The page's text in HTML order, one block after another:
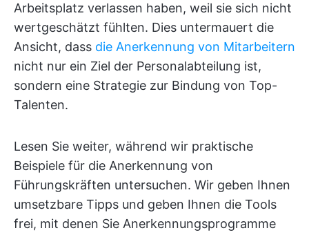
Arbeitsplatz verlassen haben, weil sie sich nicht
wertgeschätzt fühlten. Dies untermauert die
Ansicht, dass die Anerkennung von Mitarbeitern
nicht nur ein Ziel der Personalabteilung ist,
sondern eine Strategie zur Bindung von Top-
Talenten.
Lesen Sie weiter, während wir praktische
Beispiele für die Anerkennung von
Führungskräften untersuchen. Wir geben Ihnen
umsetzbare Tipps und geben Ihnen die Tools
frei, mit denen Sie Anerkennungsprogramme